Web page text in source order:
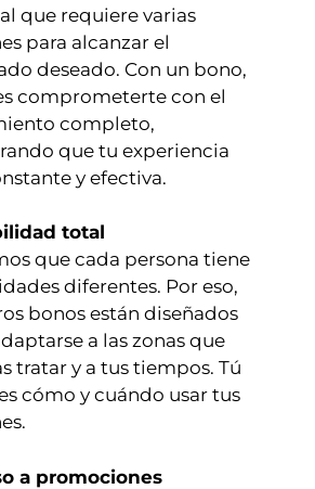
que requiere varias
para alcanzar el
deseado. Con un bono,
comprometerte con el
completo,
que tu experiencia
y efectiva.
total
que cada persona tiene
diferentes. Por eso,
bonos están diseñados
a las zonas que
tratar y a tus tiempos. Tú
cómo y cuándo usar tus
a promociones